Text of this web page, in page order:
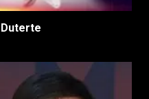
Duterte